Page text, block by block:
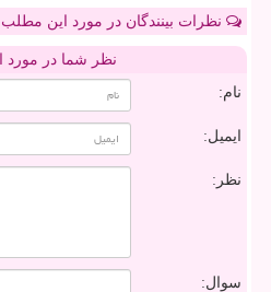
نظرات بینندگان در مورد این
نظر شما در مورد
نام:
ایمیل:
نظر:
سوال: